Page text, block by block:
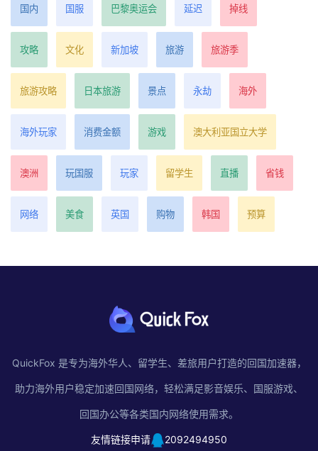
国内 国服 巴黎奥运会 延迟 掉线
攻略 文化 新加坡 旅游 旅游季
旅游攻略 日本旅游 景点 永劫 海外
海外玩家 消费金额 游戏 澳大利亚国立大学
澳洲 玩国服 玩家 留学生 直播 省钱
网络 美食 英国 购物 韩国 预算
QuickFox 是专为海外华人、留学生、差旅用户打造的回国加速器，
助力海外用户稳定加速回国网络，轻松满足影音娱乐、国服游戏、
回国办公等各类国内网络使用需求。
友情链接申请 2092494950